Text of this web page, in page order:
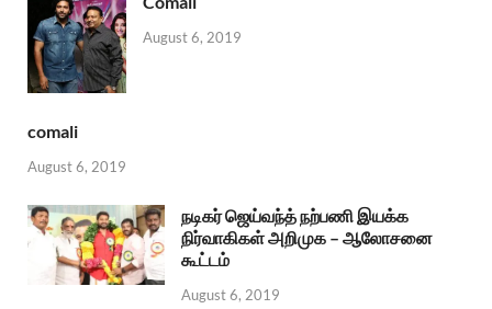
August 6, 2019
comali
August 6, 2019
நடிகர் ஜெய்வந்த் நற்பணி இயக்க
நிர்வாகிகள் அறிமுக – ஆலோசனை
கூட்டம்
August 6, 2019